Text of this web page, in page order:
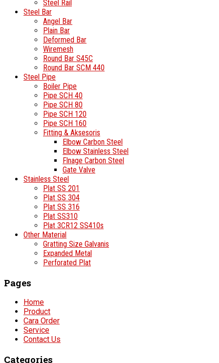
Steel Rail
Steel Bar
Angel Bar
Plain Bar
Deformed Bar
Wiremesh
Round Bar S45C
Round Bar SCM 440
Steel Pipe
Boiler Pipe
Pipe SCH 40
Pipe SCH 80
Pipe SCH 120
Pipe SCH 160
Fitting & Aksesoris
Elbow Carbon Steel
Elbow Stainless Steel
Flnage Carbon Steel
Gate Valve
Stainless Steel
Plat SS 201
Plat SS 304
Plat SS 316
Plat SS310
Plat 3CR12 SS410s
Other Material
Gratting Size Galvanis
Expanded Metal
Perforated Plat
Pages
Home
Product
Cara Order
Service
Contact Us
Categories